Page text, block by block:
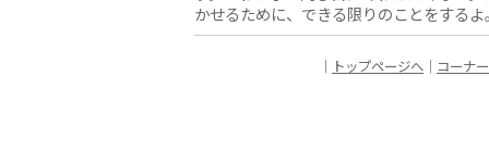
かせるために、できる限りのことをするよ
｜ トップページへ ｜ コーナ